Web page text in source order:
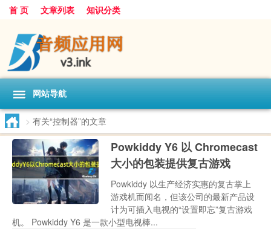
首 页 文章列表 知识分类
网站导航
> 有关“控制器”的文章
Powkiddy Y6 以 Chromecast
大小的包装提供复古游戏
Powkiddy 以生产经济实惠的复古掌上
游戏机而闻名，但该公司的最新产品设
计为可插入电视的“设置即忘”复古游戏
机。 Powkiddy Y6 是一款小型电视棒...